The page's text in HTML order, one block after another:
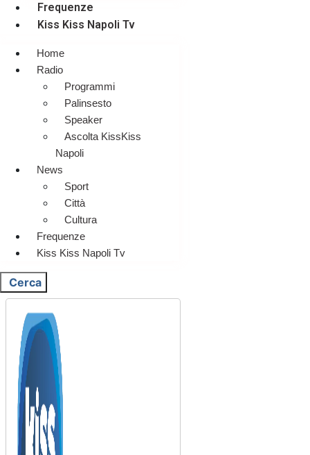
Frequenze
Kiss Kiss Napoli Tv
Home
Radio
Programmi
Palinsesto
Speaker
Ascolta KissKiss
Napoli
News
Sport
Città
Cultura
Frequenze
Kiss Kiss Napoli Tv
Cerca